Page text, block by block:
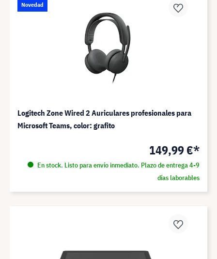
Novedad
Logitech Zone Wired 2 Auriculares profesionales para
Microsoft Teams, color: grafito
149,99 €*
En stock. Listo para envío inmediato. Plazo de entrega 4-9
días laborables